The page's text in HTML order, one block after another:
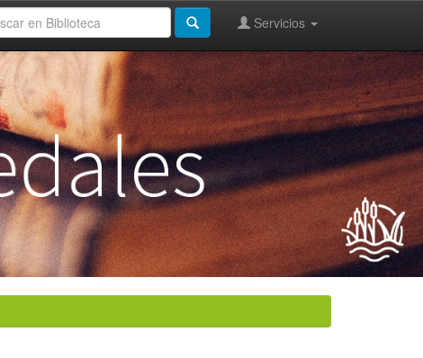
Servicios